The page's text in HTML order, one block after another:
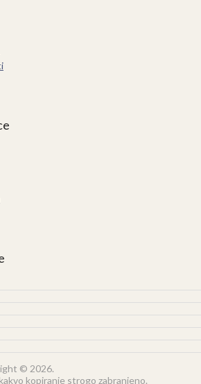
© 2026.
kopiranje strogo zabranjeno.